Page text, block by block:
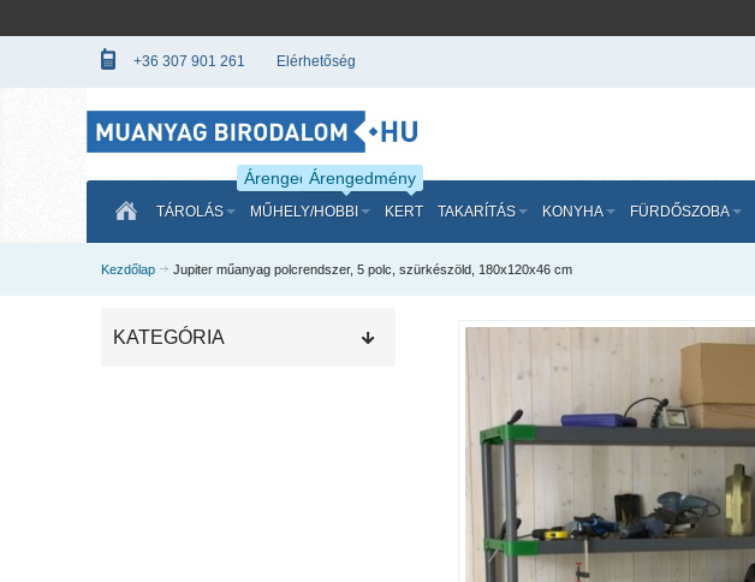
+36 307 901 261 Elérhetőség
TÁROLÁS MŰHELY/HOBBI
Árengedmény
KERT
Árengedmény
TAKARÍTÁS KONYHA FÜRDŐSZOBA
Kezdőlap Jupiter műanyag polcrendszer, 5 polc, szürkészöld, 180x120x46 cm
KATEGÓRIA